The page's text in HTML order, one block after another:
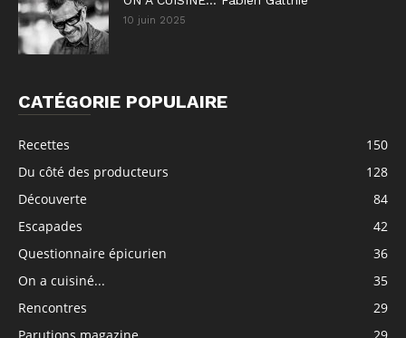
10 juin 2025
CATÉGORIE POPULAIRE
Recettes
150
Du côté des producteurs
128
Découverte
84
Escapades
42
Questionnaire épicurien
36
On a cuisiné...
35
Rencontres
29